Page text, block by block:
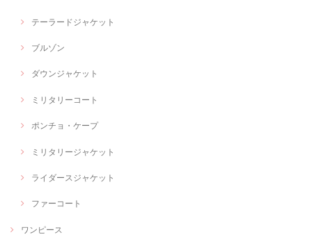
テーラードジャケット
ブルゾン
ダウンジャケット
ミリタリーコート
ポンチョ・ケープ
ミリタリージャケット
ライダースジャケット
ファーコート
ワンピース